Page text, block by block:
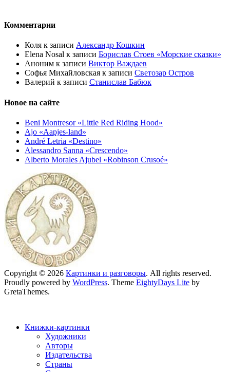
Комментарии
Коля к записи Александр Кошкин
Elena Nosal к записи Борислав Стоев «Морские сказки»
Аноним к записи Виктор Важдаев
Софья Михайловская к записи Светозар Остров
Валерий к записи Станислав Бабюк
Новое на сайте
Beni Montresor «Little Red Riding Hood»
Ajo «Aapjes-land»
André Letria «Destino»
Alessandro Sanna «Crescendo»
Alberto Morales Ajubel «Robinson Crusoé»
Copyright © 2026 Картинки и разговоры. All rights reserved.
Proudly powered by WordPress. Theme EightyDays Lite by
GretaThemes.
Книжки-картинки
Художники
Авторы
Издательства
Страны